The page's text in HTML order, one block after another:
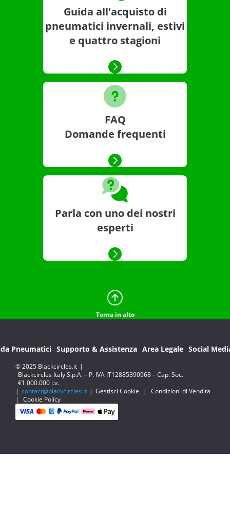
Guida all'acquisto di
pneumatici invernali, estivi
e quattro stagioni
FAQ
Domande frequenti
Parla con uno dei nostri
esperti
Torna in alto
Pneumatici Supporto & Assistenza Area Legale Social
© 2025 Blackcircles.it |
Blackcircles Italy S.p.A. – P. IVA IT12885390968 – Cap. Soc.
€1.000.000 i.v.
| contact@blackcircles.it | Gestisci Cookie |
Condizioni di Vendita
|
Cookie Policy